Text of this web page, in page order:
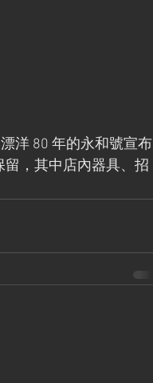
洋 80 年的永和號宣布
，其中店內器具、招